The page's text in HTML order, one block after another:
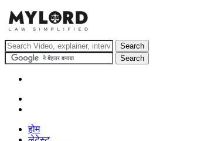
होम